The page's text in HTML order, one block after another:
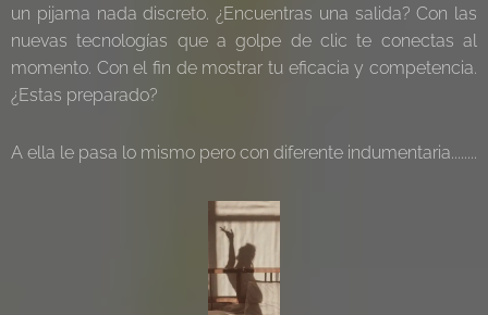
un pijama nada discreto. ¿Encuentras una salida? Con las
nuevas tecnologías que a golpe de clic te conectas al
momento. Con el fin de mostrar tu eficacia y competencia.
¿Estas preparado?
A ella le pasa lo mismo pero con diferente indumentaria........